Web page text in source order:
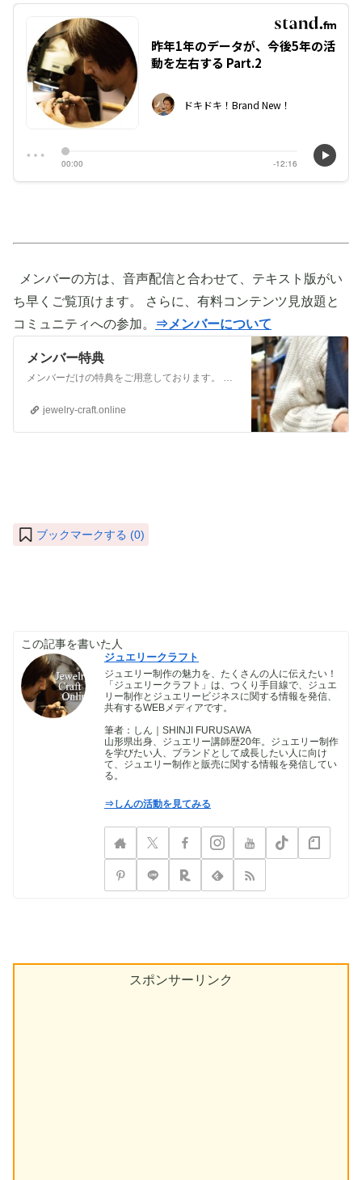
メンバーの方は、音声配信と合わせて、テキスト版がい
ち早くご覧頂けます。 さらに、有料コンテンツ見放題と
コミュニティへの参加。
⇒メンバーについて
メンバー特典
jewelry-craft.online
ブックマークする (0)
この記事を書いた人
ジュエリークラフト
ジュエリー制作の魅力を、たくさんの人に伝えたい！
「ジュエリークラフト」は、つくり手目線で、ジュエ
リー制作とジュエリービジネスに関する情報を発信、
共有するWEBメディアです。
筆者：しん｜SHINJI FURUSAWA
山形県出身、ジュエリー講師歴20年。ジュエリー制作
を学びたい人、ブランドとして成長したい人に向け
て、ジュエリー制作と販売に関する情報を発信してい
る。
⇒しんの活動を見てみる
スポンサーリンク